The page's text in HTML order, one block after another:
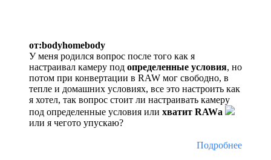
от:bodyhomebody
У меня родился вопрос после того как я
настраивал камеру под определенные условия, но
потом при конвертации в RAW мог свободно, в
тепле и домашних условиях, все это настроить как
я хотел, так вопрос стоит ли настраивать камеру
под определенные условия или хватит RAWа
или я чегото упускаю?
Подробнее